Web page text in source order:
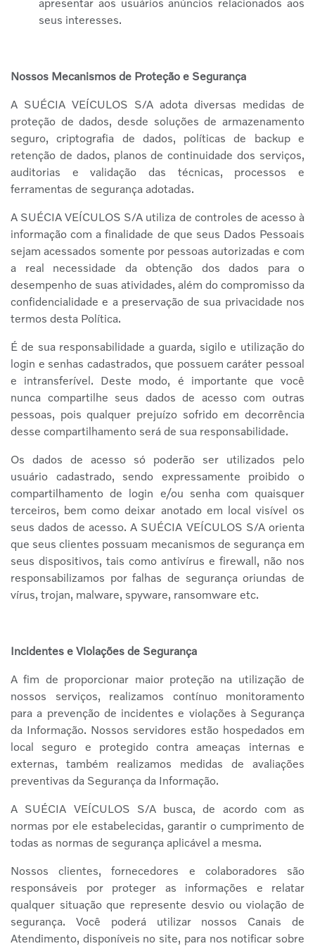
apresentar aos usuários anúncios relacionados aos
seus interesses.
Nossos Mecanismos de Proteção e Segurança
A SUÉCIA VEÍCULOS S/A adota diversas medidas de
proteção de dados, desde soluções de armazenamento
seguro, criptografia de dados, políticas de backup e
retenção de dados, planos de continuidade dos serviços,
auditorias e validação das técnicas, processos e
ferramentas de segurança adotadas.
A SUÉCIA VEÍCULOS S/A utiliza de controles de acesso à
informação com a finalidade de que seus Dados Pessoais
sejam acessados somente por pessoas autorizadas e com
a real necessidade da obtenção dos dados para o
desempenho de suas atividades, além do compromisso da
confidencialidade e a preservação de sua privacidade nos
termos desta Política.
É de sua responsabilidade a guarda, sigilo e utilização do
login e senhas cadastrados, que possuem caráter pessoal
e intransferível. Deste modo, é importante que você
nunca compartilhe seus dados de acesso com outras
pessoas, pois qualquer prejuízo sofrido em decorrência
desse compartilhamento será de sua responsabilidade.
Os dados de acesso só poderão ser utilizados pelo
usuário cadastrado, sendo expressamente proibido o
compartilhamento de login e/ou senha com quaisquer
terceiros, bem como deixar anotado em local visível os
seus dados de acesso. A SUÉCIA VEÍCULOS S/A orienta
que seus clientes possuam mecanismos de segurança em
seus dispositivos, tais como antivírus e firewall, não nos
responsabilizamos por falhas de segurança oriundas de
vírus, trojan, malware, spyware, ransomware etc.
Incidentes e Violações de Segurança
A fim de proporcionar maior proteção na utilização de
nossos serviços, realizamos contínuo monitoramento
para a prevenção de incidentes e violações à Segurança
da Informação. Nossos servidores estão hospedados em
local seguro e protegido contra ameaças internas e
externas, também realizamos medidas de avaliações
preventivas da Segurança da Informação.
A SUÉCIA VEÍCULOS S/A busca, de acordo com as
normas por ele estabelecidas, garantir o cumprimento de
todas as normas de segurança aplicável a mesma.
Nossos clientes, fornecedores e colaboradores são
responsáveis por proteger as informações e relatar
qualquer situação que represente desvio ou violação de
segurança. Você poderá utilizar nossos Canais de
Atendimento, disponíveis no site, para nos notificar sobre